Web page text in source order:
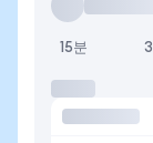
15분